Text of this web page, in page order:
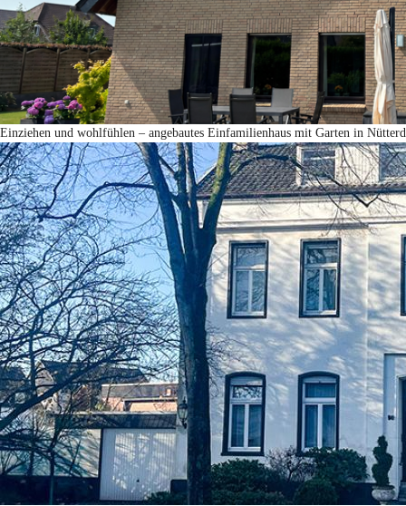
Einziehen und wohlfühlen – angebautes Einfamilienhaus mit Garten in